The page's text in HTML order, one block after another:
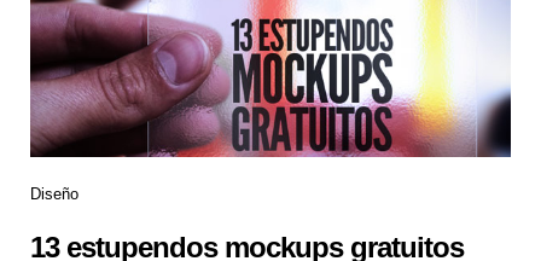
Diseño
13 estupendos mockups gratuitos